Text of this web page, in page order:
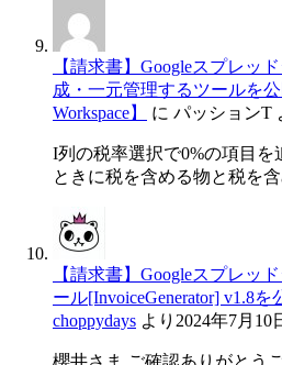
【請求書】Googleスプレッ
成・一元管理するツールを
Workspace】
に パッションT
I列の税率選択で0%の項目を
ときに税を含める物と税を
【請求書】Googleスプレッ
ール[InvoiceGenerator] v1.8を
choppydays より 2024年7月10